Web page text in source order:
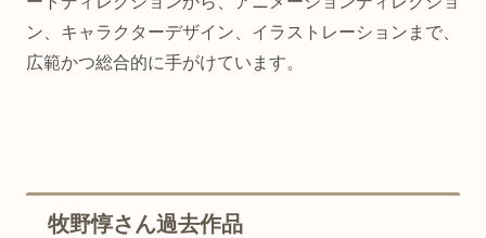
ン、キャラクターデザイン、イラストレーションまで、
広範かつ総合的に手がけています。
牧野惇さん過去作品